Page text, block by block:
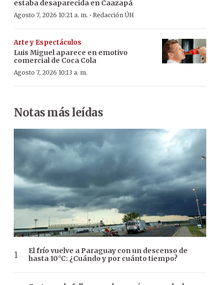
estaba desaparecida en Caazapá
Agosto 7, 2026 10:21 a. m. · Redacción ÚH
Arte y Espectáculos
Luis Miguel aparece en emotivo
comercial de Coca Cola
Agosto 7, 2026 10:13 a. m.
Notas más leídas
El frío vuelve a Paraguay con un descenso de
hasta 10°C: ¿Cuándo y por cuánto tiempo?